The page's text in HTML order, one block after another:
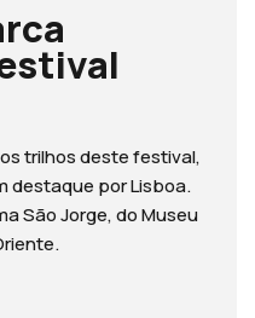
trilhos deste festival,
destaque por Lisboa.
São Jorge, do Museu